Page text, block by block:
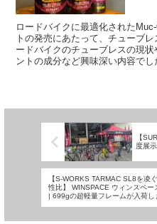
ロードバイクに最適化された
トの発売にあたって、チューブ
ードバイクのチューブレスの現
ントの成分など興味深い内容でし
【
度展
【S-WORKS TARMAC SL8を凌
性比】 WINSPACE ウィンスペー
| 699gの超軽量フレームが入荷し